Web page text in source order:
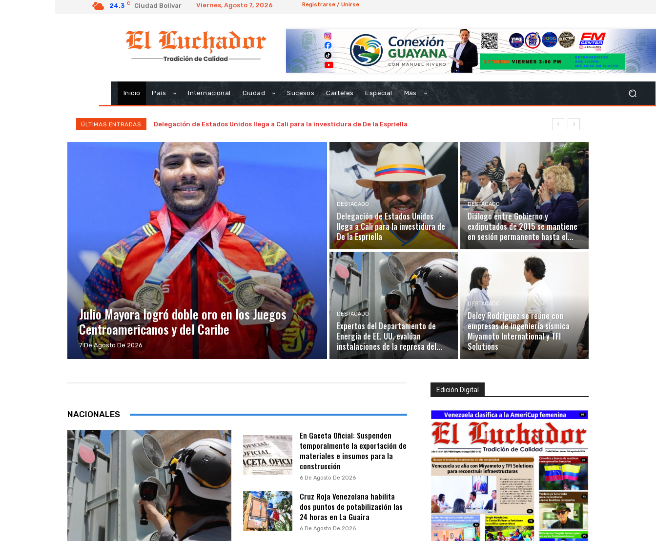
24.3 C Ciudad Bolivar Viernes, Agosto 7, 2026 Registrarse / Unirse
Inicio País Internacional Ciudad Sucesos Carteles Especial Más
ÚLTIMAS ENTRADAS Delegación de Estados Unidos llega a Cali para la investidura de De la Espriella
Julio Mayora logró doble oro en los Juegos
Centroamericanos y del Caribe
7 De Agosto De 2026
DESTACADO
Delegación de Estados Unidos
llega a Cali para la investidura de
De la Espriella
DESTACADO
Diálogo entre Gobierno y
exdiputados de 2015 se mantiene
en sesión permanente hasta el...
DESTACADO
Expertos del Departamento de
Energía de EE. UU. evalúan
instalaciones de la represa del...
DESTACADO
Delcy Rodríguez se reúne con
empresas de ingeniería sísmica
Miyamoto International y TFI
Solutions
NACIONALES
En Gaceta Oficial: Suspenden
temporalmente la exportación de
materiales e insumos para la
construcción
6 De Agosto De 2026
Cruz Roja Venezolana habilita
dos puntos de potabilización las
24 horas en La Guaira
6 De Agosto De 2026
Edición Digital